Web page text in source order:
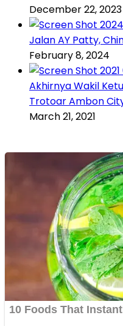
December 22, 2023
Jalan AY Patty,
February 8, 2024
Akhirnya Wakil
Trotoar Ambon
March 21, 2021